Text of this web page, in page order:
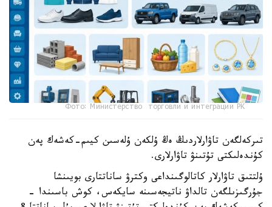
Фото: Министерство торговли и интеграции РК
تىركەلگەن تاۋارلاردىڭ ەڭ ۇلكەن ۇلەسىن كيىم-كەشەك پەن
كۇندەلىكتى تۇتىنۋ تاۋارلارى.
ۇلتتىق تاۋارلار كاتالوگىنداعى وكترۋ ساناتتارى بويىنشا
جۇرگىزىلگەن تالداۋ ناتيجەسىنە سايكەس، كوش باسىندا -